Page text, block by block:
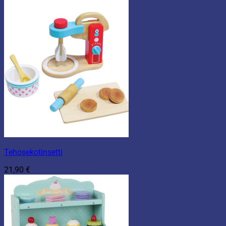
Tehosekotinsetti
21,90 €